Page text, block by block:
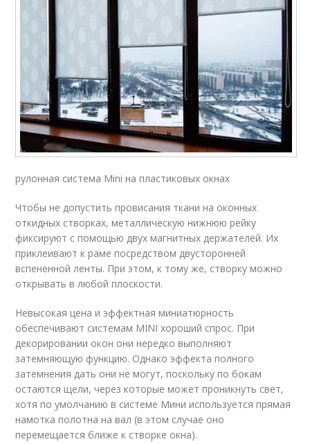
рулонная система Mini на пластиковых окнах
Чтобы не допустить провисания ткани на оконных
откидных створках, металлическую нижнюю рейку
фиксируют с помощью двух магнитных держателей. Их
приклеивают к раме посредством двусторонней
вспененной ленты. При этом, к тому же, створку можно
открывать в любой плоскости.
Невысокая цена и эффектная миниатюрность
обеспечивают системам MINI хороший спрос. При
декорировании окон они нередко выполняют
затемняющую функцию. Однако эффекта полного
затемнения дать они не могут, поскольку по бокам
остаются щели, через которые может проникнуть свет,
хотя по умолчанию в системе Мини используется прямая
намотка полотна на вал (в этом случае оно
перемещается ближе к створке окна).